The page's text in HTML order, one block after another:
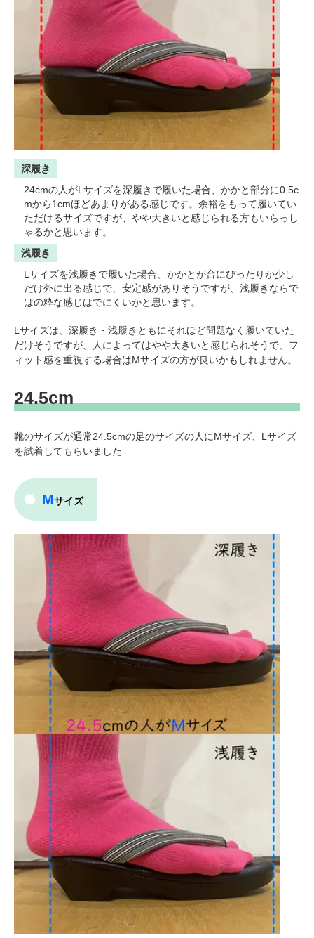
深履き
24cmの人がLサイズを深履きで履いた場合、かかと部分に0.5c
mから1cmほどあまりがある感じです。余裕をもって履いてい
ただけるサイズですが、やや大きいと感じられる方もいらっし
ゃるかと思います。
浅履き
Lサイズを浅履きで履いた場合、かかとが台にぴったりか少し
だけ外に出る感じで、安定感がありそうですが、浅履きならで
はの粋な感じはでにくいかと思います。
Lサイズは、深履き・浅履きともにそれほど問題なく履いていた
だけそうですが、人によってはやや大きいと感じられそうで、フ
ィット感を重視する場合はMサイズの方が良いかもしれません。
24.5cm
靴のサイズが通常24.5cmの足のサイズの人にMサイズ、Lサイズ
を試着してもらいました
Mサイズ